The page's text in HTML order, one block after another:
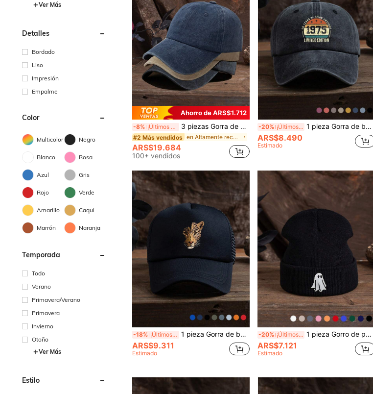
Ver Más
Detalles
Bordado
Liso
Impresión
Empalme
Color
Multicolor Negro
Blanco Rosa
Azul Gris
Rojo Verde
Amarillo Caqui
Marrón Naranja
Temporada
Todo
Verano
Primavera/Verano
Primavera
Invierno
Otoño
Ver Más
Estilo
Ahorro de ARS$1.712
-8% ¡Últimos 3 días 3 piezas Gorra de béisbol unisex de unicolor retro, ajustable, casual y de moda para uso diario
#2 Más vendidos en Altamente recomprado Sombreros De Hombre
ARS$19.684
100+ vendidos
-20% ¡Últimos 3 días 1 pieza Gorra de béisbol ajustable casual y deportiva con gráfico de 1975 para hombre, adecuada para uso diario
ARS$8.490
Estimado
-18% ¡Últimos 3 días 1 pieza Gorra de béisbol para hombre con estampado decorativo de cabeza de leopardo, estilo callejero y deportivo al aire libre, suave, con visera tipo pico de pato, para todas las estaciones
ARS$9.311
Estimado
-20% ¡Últimos 3 días 1 pieza Gorro de punto con bordado de fantasma, estilo de pareja para deportes al aire libre, esquí, camping, ropa de calle, gorro cálido de otoño/invierno
ARS$7.121
Estimado